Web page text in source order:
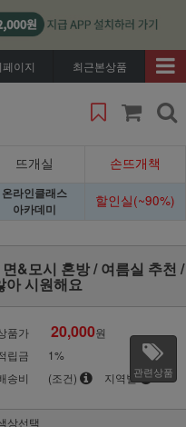
이지 최근본상품
뜨개실
손뜨개책
온라인클래스
아카데미
할인실(~90%)
&모시 혼방 / 여름실 추천 /
아 시원해요
품가 20,000원
립금
1%
송비
(조건) 지역별관련상품
상선택